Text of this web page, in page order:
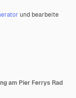
und bearbeite
am Pier Ferrys Rad